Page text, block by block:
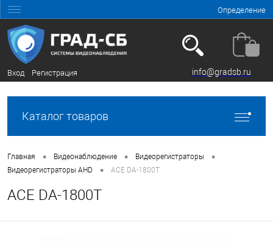
Определение
Вход Регистрация info@gradsb.ru
Каталог товаров
Главная • Видеонаблюдение • Видеорегистраторы •
Видеорегистраторы AHD • ACE DA-1800T
ACE DA-1800T